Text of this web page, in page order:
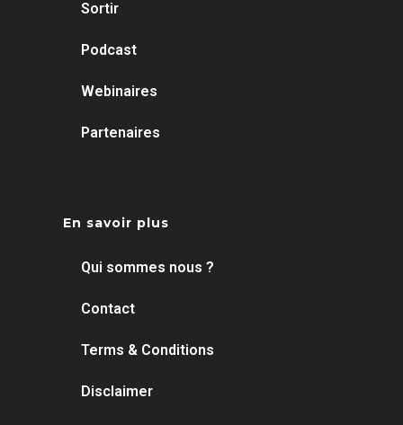
Sortir
Podcast
Webinaires
Partenaires
En savoir plus
Qui sommes nous ?
Contact
Terms & Conditions
Disclaimer